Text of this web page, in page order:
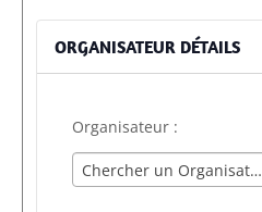
ORGANISATEUR DÉTAILS
Organisateur :
Chercher un Organisateur